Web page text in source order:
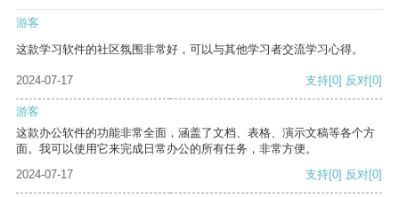
游客
这款学习软件的社区氛围非常好，可以与其他学习者交流学习心得。
2024-07-17 支持[0] 反对[0]
游客
这款办公软件的功能非常全面，涵盖了文档、表格、演示文稿等各个方
面。我可以使用它来完成日常办公的所有任务，非常方便。
2024-07-17
支持[0] 反对[0]